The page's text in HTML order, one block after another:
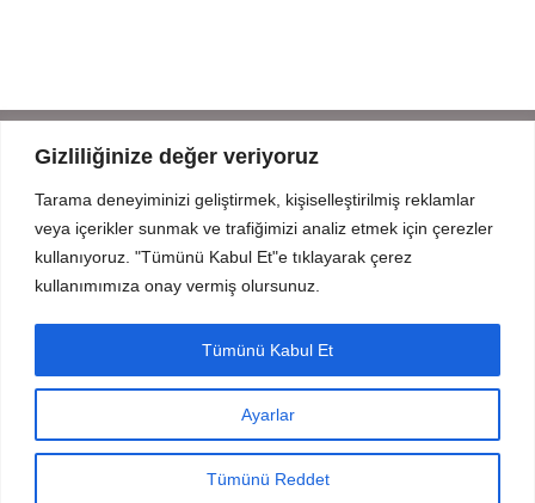
Gizliliğinize değer veriyoruz
Tarama deneyiminizi geliştirmek, kişiselleştirilmiş reklamlar
veya içerikler sunmak ve trafiğimizi analiz etmek için çerezler
kullanıyoruz. "Tümünü Kabul Et"e tıklayarak çerez
kullanımımıza onay vermiş olursunuz.
Ayarlar
Tümünü Reddet
Tümünü Kabul Et
Mahmut Şevket Paşa Cd. No 52 Beykoz Istanbul
+90 216 319 52 07
info@prodizayn.com.tr
© 2025 Tüm Hakları Saklıdır.InCreaWebtarafından oluşturuldu.